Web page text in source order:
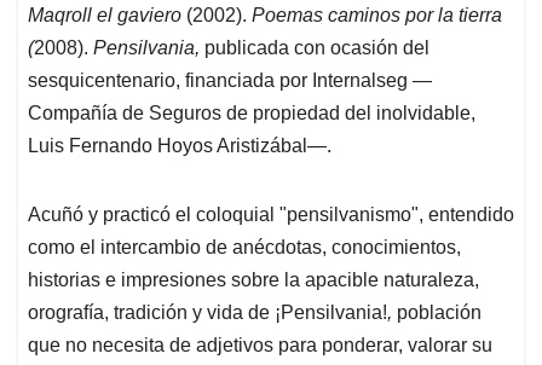
Maqroll el gaviero (2002). Poemas caminos por la tierra
(2008). Pensilvania, publicada con ocasión del
sesquicentenario, financiada por Internalseg —
Compañía de Seguros de propiedad del inolvidable,
Luis Fernando Hoyos Aristizábal—.
Acuñó y practicó el coloquial "pensilvanismo", entendido
como el intercambio de anécdotas, conocimientos,
historias e impresiones sobre la apacible naturaleza,
orografía, tradición y vida de ¡Pensilvania!, población
que no necesita de adjetivos para ponderar, valorar su